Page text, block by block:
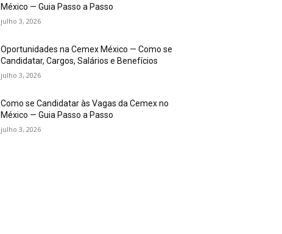
México — Guia Passo a Passo
julho 3, 2026
Oportunidades na Cemex México — Como se
Candidatar, Cargos, Salários e Benefícios
julho 3, 2026
Como se Candidatar às Vagas da Cemex no
México — Guia Passo a Passo
julho 3, 2026